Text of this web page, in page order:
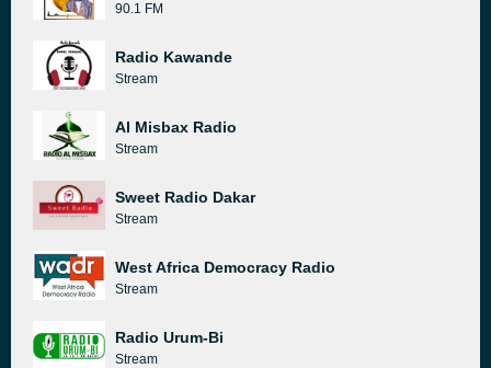
90.1 FM
Radio Kawande
Stream
Al Misbax Radio
Stream
Sweet Radio Dakar
Stream
West Africa Democracy Radio
Stream
Radio Urum-Bi
Stream